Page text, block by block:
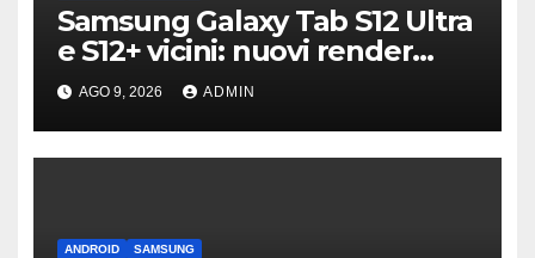
Samsung Galaxy Tab S12 Ultra
e S12+ vicini: nuovi render
confermano il design
AGO 9, 2026 ADMIN
ANDROID SAMSUNG